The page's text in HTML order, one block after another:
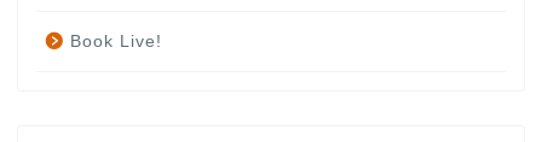
Book Live!